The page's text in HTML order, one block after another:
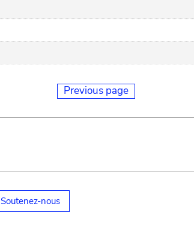
Previous page
Soutenez-nous